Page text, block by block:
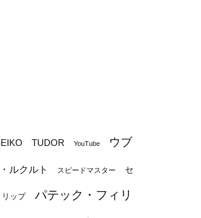
TUDOR YouTube ウブ
ルクルト スピードマスター セ
ップ パテック・フィリ